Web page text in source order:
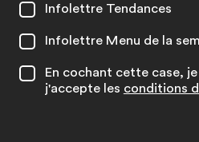
Infolettre Tendances
Infolettre Menu de la
En cochant cette case,
j'accepte les conditions